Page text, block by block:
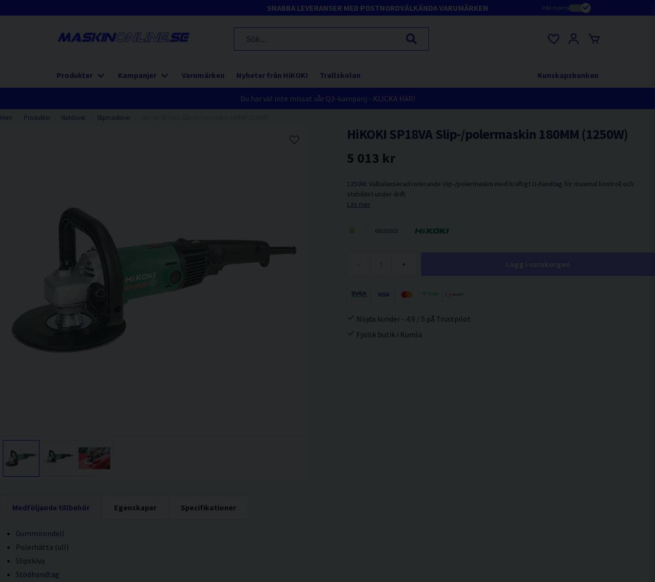
SNABBA LEVERANSER MED POSTNORDVÄLKÄNDA VARUMÄRKEN Inkl.moms
Produkter Kampanjer Varumärken Nyheter från HiKOKI Trallskolan Kunskapsbanken
Du har väl inte missat vår Q3-kampanj - KLICKA HÄR!
Hem Produkter Nätdrivet Slipmaskiner
Medföljande tillbehör Egenskaper Specifikationer
Gummirondell
Polerhätta (ull)
Slipskiva
Stödhandtag
HiKOKI SP18VA Slip-/polermaskin 180MM (1250W)
5 013 kr
1250W. Välbalanserad roterande slip-/polermaskin med kraftigt D-handtag för maximal kontroll och
stabilitet under drift.
Läs mer
68102003
- +
Nöjda kunder - 4.9 / 5 på Trustpilot
Fysisk butik i Kumla